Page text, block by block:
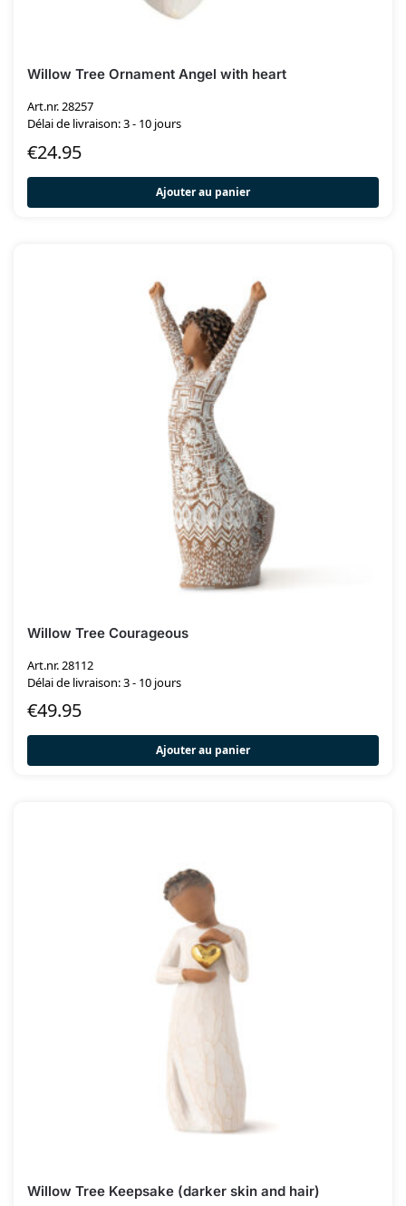
Willow Tree Ornament Angel with heart
Art.nr. 28257
Délai de livraison: 3 - 10 jours
€24.95
Ajouter au panier
Willow Tree Courageous
Art.nr. 28112
Délai de livraison: 3 - 10 jours
€49.95
Ajouter au panier
Willow Tree Keepsake (darker skin and hair)